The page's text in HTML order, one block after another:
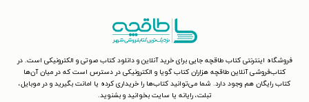
فروشگاه اینترنتی کتاب طاقچه جایی برای خرید آنلاین و دانلود کتاب صوتی و الکترونیکی است. در
کتاب‌فروشی آنلاین طاقچه هزاران کتاب گویا و الکترونیکی در دسترس است که در میان آن‌ها
کتاب رایگان هم وجود دارد. شما می‌توانید کتاب‌ها را خریداری کرده یا امانت بگیرید و در موبایل،
تبلت، رایانه یا سایت بخوانید و بشنوید.